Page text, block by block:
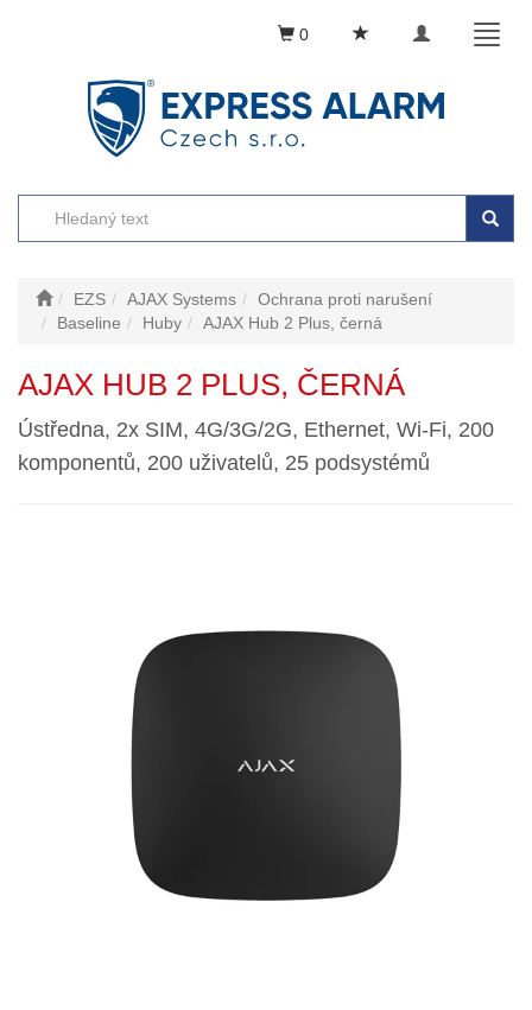
Toggle
0
EZS AJAX Systems
Ochrana proti narušení
Baseline
Huby AJAX Hub 2 Plus, černá
AJAX HUB 2 PLUS, ČERNÁ
Ústředna, 2x SIM, 4G/3G/2G, Ethernet, Wi-Fi, 200
komponentů, 200 uživatelů, 25 podsystémů